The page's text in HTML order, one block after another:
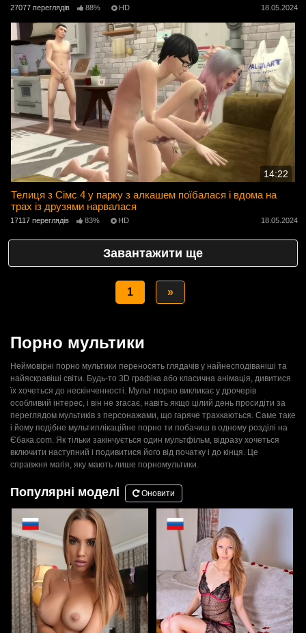
27077 переглядів 88% HD 18.05.2024
14:22
Телиця з Сімс 4 у парку з алкашем поїбалася і вдома на
трах із друзями нарвалася
17117 переглядів 83% HD 18.05.2024
Завантажити ще
1 »
Порно мультики
Неймовірні порно мультики переносять глядачів у найнесподіваніші та
найяскравіші світи. Будь-то 3D графіка або класична анімація, дивитися
їх хочеться до нескінченності. Мульт порно викликає у дрочерів
особливий інтерес, і він не згасає, навіть якщо цілий день просидіти за
переглядом мультиків з персонажами, що гаряче трахкаються. Саме таке
і йому подібне мультиплікаційне порно ти побачиш в одному розділі на
Єбака.com. Як тільки закінчується один мультфільм, відразу хочеться
включити наступний і подивитися його від початку і до кінця. Це
справжня магія, яку мають лише порномультики.
Популярні моделі Оновити